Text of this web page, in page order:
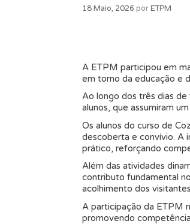
18 Maio, 2026 porETPM
A ETPM participou em
em torno da educação e
Ao longo dos três dias
alunos, que assumiram
Os alunos do curso de
descoberta e convívio. A
prático, reforçando
Além das atividades
contributo fundamental
acolhimento dos
A participação da ETPM
promovendo